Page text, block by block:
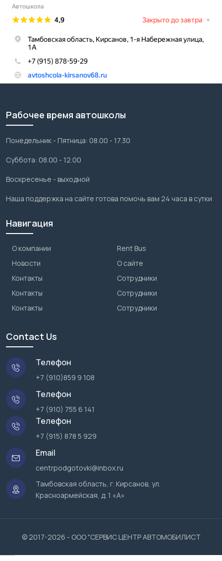
Рабочее время автошколы
Понедельник - Пятница: 08.00 - 17.30
Суббота: 08.00 - 12.00
Воскресенье - выходной
Наша поддержка на сайте готова помочь вам 24 часа в сутки
Навигация
О компании
Rent Bus
Новости
О сайте
Контакты
Сотрудники
Контакты
Сотрудники
Контакты
Сотрудники
Contact Us
Телефон
+7 (910)859 9 108
Телефон
+7 (910) 755 6 141
Телефон
+7 (915) 878 5 929
Email
centrpodgotovki@inbox.ru
Тамбовская область, г. Кирсанов, ул.
Красноармейская, д. 1 «А»
© 2017-2026 - ООО "СЕРВИС ЦЕНТР АВТОМОБИЛИСТ